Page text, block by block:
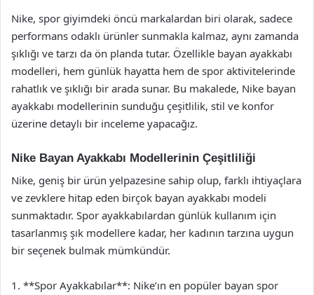
Nike, spor giyimdeki öncü markalardan biri olarak, sadece
performans odaklı ürünler sunmakla kalmaz, aynı zamanda
şıklığı ve tarzı da ön planda tutar. Özellikle bayan ayakkabı
modelleri, hem günlük hayatta hem de spor aktivitelerinde
rahatlık ve şıklığı bir arada sunar. Bu makalede, Nike bayan
ayakkabı modellerinin sunduğu çeşitlilik, stil ve konfor
üzerine detaylı bir inceleme yapacağız.
Nike Bayan Ayakkabı Modellerinin Çeşitliliği
Nike, geniş bir ürün yelpazesine sahip olup, farklı ihtiyaçlara
ve zevklere hitap eden birçok bayan ayakkabı modeli
sunmaktadır. Spor ayakkabılardan günlük kullanım için
tasarlanmış şık modellere kadar, her kadının tarzına uygun
bir seçenek bulmak mümkündür.
1. **Spor Ayakkabılar**: Nike’ın en popüler bayan spor